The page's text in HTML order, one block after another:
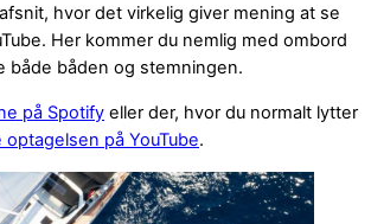
hvor det virkelig giver mening at se
Her kommer du nemlig med ombord
både båden og stemningen.
på Spotify eller der, hvor du normalt lytter
optagelsen på YouTube.